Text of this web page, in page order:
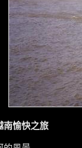
南愉快之旅